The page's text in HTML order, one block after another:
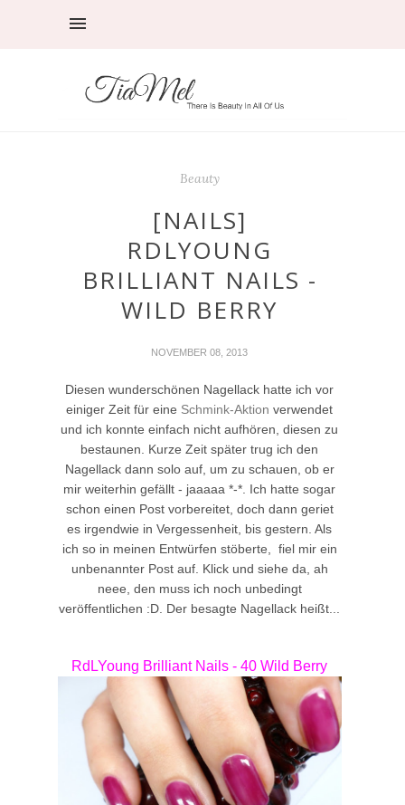
Beauty
[NAILS]
RDLYOUNG
BRILLIANT NAILS -
WILD BERRY
NOVEMBER 08, 2013
Diesen wunderschönen Nagellack hatte ich vor
einiger Zeit für eine Schmink-Aktion verwendet
und ich konnte einfach nicht aufhören, diesen zu
bestaunen. Kurze Zeit später trug ich den
Nagellack dann solo auf, um zu schauen, ob er
mir weiterhin gefällt - jaaaaa *-*. Ich hatte sogar
schon einen Post vorbereitet, doch dann geriet
es irgendwie in Vergessenheit, bis gestern. Als
ich so in meinen Entwürfen stöberte, fiel mir ein
unbenannter Post auf. Klick und siehe da, ah
neee, den muss ich noch unbedingt
veröffentlichen :D. Der besagte Nagellack heißt...
RdLYoung Brilliant Nails - 40 Wild Berry